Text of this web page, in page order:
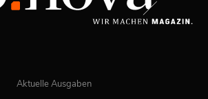
JETZT BESTELLEN
Aktuelle Ausgaben